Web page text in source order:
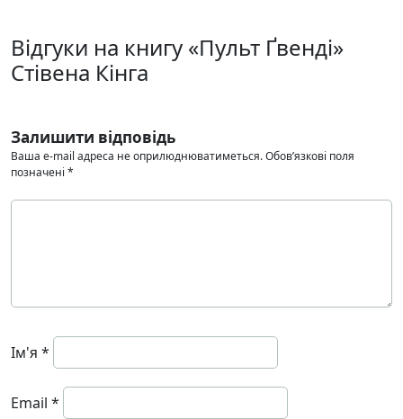
Відгуки на книгу «Пульт Ґвенді»
Стівена Кінга
Залишити відповідь
Ваша e-mail адреса не оприлюднюватиметься.Обов’язкові поля
позначені *
Ім'я *
Email *